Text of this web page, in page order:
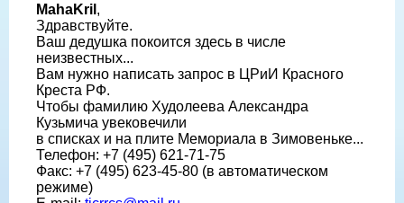
MahaKril ,
Здравствуйте.
Ваш дедушка покоится здесь в числе
неизвестных...
Вам нужно написать запрос в ЦРиИ Красного
Креста РФ.
Чтобы фамилию Худолеева Александра
Кузьмича увековечили
в списках и на плите Мемориала в Зимовеньке...
Телефон: +7 (495) 621-71-75
Факс: +7 (495) 623-45-80 (в автоматическом
режиме)